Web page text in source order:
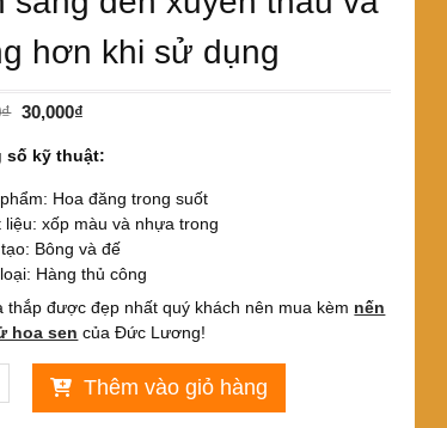
hơn khi sử dụng
₫ Giá
là:
35,000₫.
30,000₫
tại
là:
30,000₫.
số kỹ thuật:
Hoa đăng trong suốt
liệu: xốp màu và nhựa trong
Bông và đế
Hàng thủ công
thắp được đẹp nhất quý khách nên mua kèm nến
hoa sen của Đức Lương!
Thêm vào giỏ hàng